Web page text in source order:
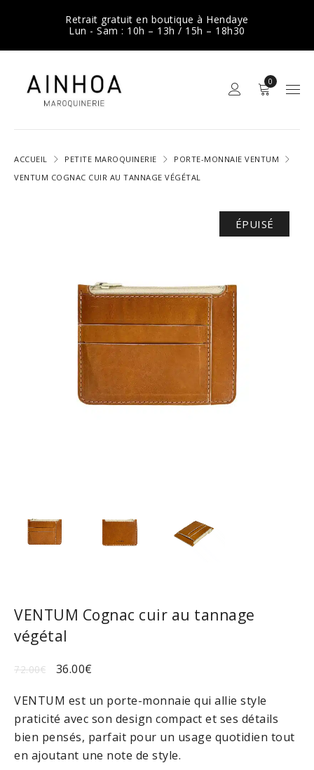
Retrait gratuit en boutique à Hendaye
Lun - Sam : 10h – 13h / 15h – 18h30
0
ACCUEIL PETITE MAROQUINERIE
PORTE-MONNAIE VENTUM
VENTUM COGNAC CUIR AU TANNAGE VÉGÉTAL
ÉPUISÉ
VENTUM Cognac cuir au tannage
végétal
72.00€ 36.00€
VENTUM est un porte-monnaie qui allie style
praticité avec son design compact et ses détails
bien pensés, parfait pour un usage quotidien tout
en ajoutant une note de style.